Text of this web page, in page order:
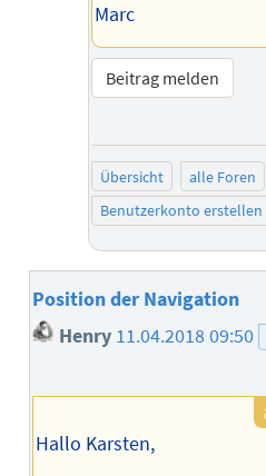
Marc
Beitrag melden
Übersicht alle Foren
Benutzerkonto erstellen
Position der Navigation
Henry 11.04.2018 09:50
Hallo Karsten,